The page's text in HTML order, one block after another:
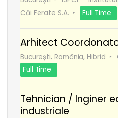
Căi Ferate S.A.
Full Time
Arhitect
București, România, Hibrid
Full Time
Tehnician / Inginer
industriale